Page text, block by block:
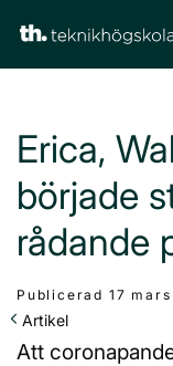
Artikel
Erica,
började
rådande
Publicerad 17 mars
Att